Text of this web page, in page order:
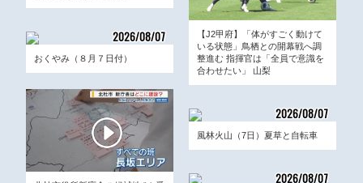
【J2甲府】「体がすごく動けて
いる状態」鳥栖との開幕戦へ調
整進む 指揮官は「全員で意識を
合わせたい」 山梨
2026/08/07
おくやみ（８月７日付）
2026/08/07
06:00
風林火山（7日）夏草と自転車
2026/08/07